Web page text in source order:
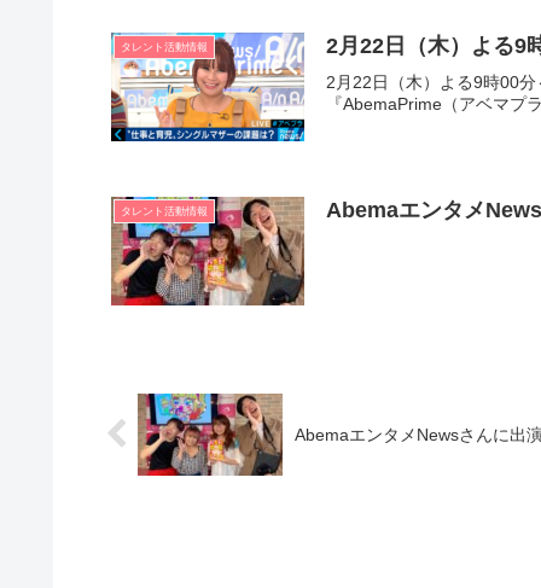
タレント活動情報 2月22日（木）よる9
2月22日（木）よる9時00
『AbemaPrime（アベマプ
タレント活動情報 Abemaエンタメ
AbemaエンタメNewsさんに出